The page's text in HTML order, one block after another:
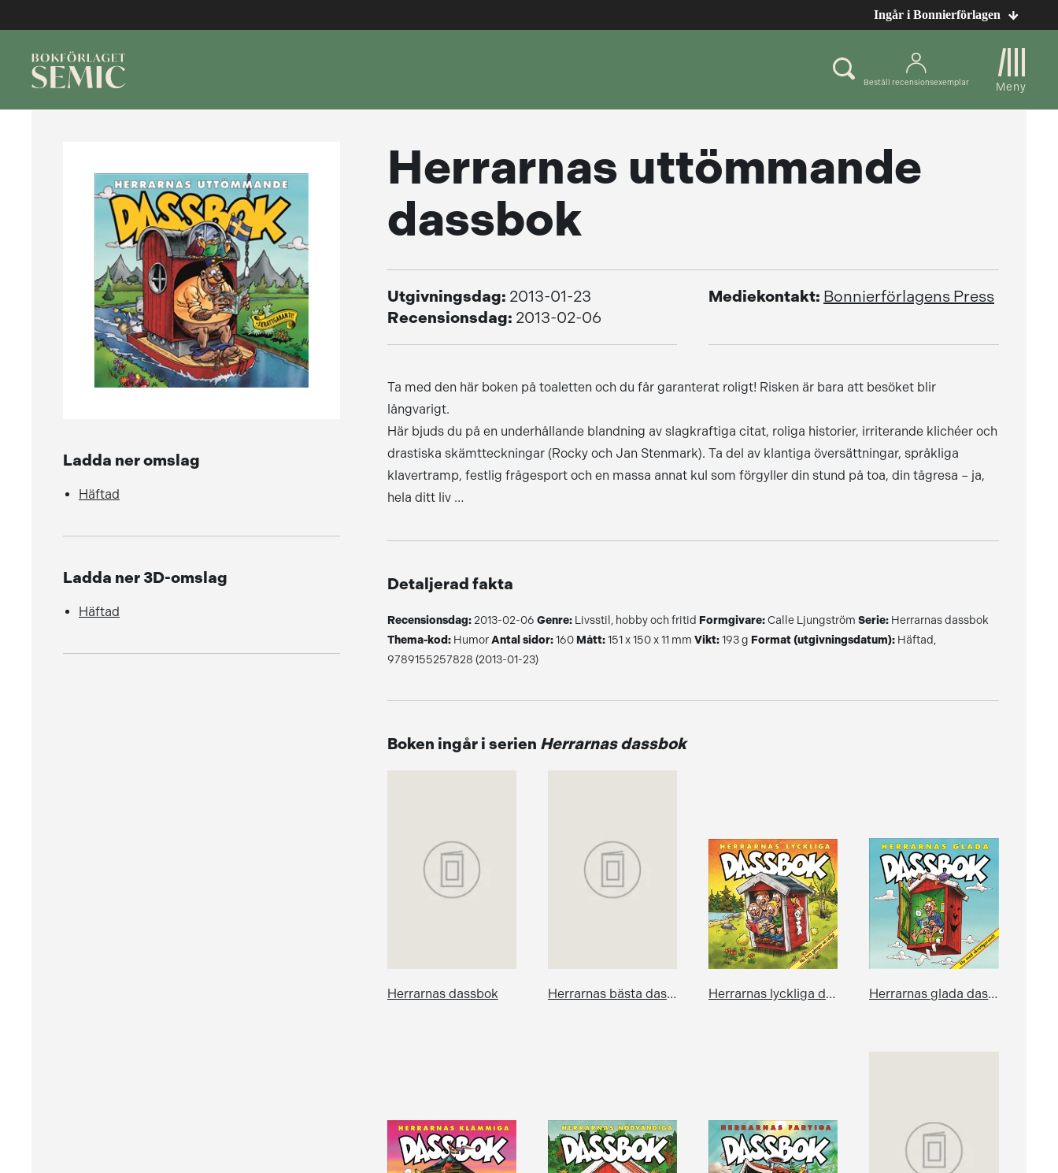
Ingår i Bonnierförlagen
Beställ recensionsexemplar Meny
Ladda ner omslag
Häftad
Ladda ner 3D-omslag
Häftad
Herrarnas uttömmande
dassbok
Utgivningsdag: 2013-01-23
Recensionsdag: 2013-02-06
Mediekontakt: Bonnierförlagens Press
Ta med den här boken på toaletten och du får garanterat roligt! Risken är bara att besöket blir
långvarigt.
Här bjuds du på en underhållande blandning av slagkraftiga citat, roliga historier, irriterande klichéer och
drastiska skämtteckningar (Rocky och Jan Stenmark). Ta del av klantiga översättningar, språkliga
klavertramp, festlig frågesport och en massa annat kul som förgyller din stund på toa, din tågresa – ja,
hela ditt liv …
Detaljerad fakta
Recensionsdag:2013-02-06 Genre:Livsstil, hobby och fritid Formgivare:Calle Ljungström Serie:Herrarnas dassbok
Thema-kod:HumorAntal sidor:160 Mått:151 x 150 x 11 mm Vikt:193 g Format (utgivningsdatum):Häftad,
9789155257828 (2013-01-23)
Boken ingår i serien Herrarnas dassbok
Herrarnas dassbok Herrarnas bästa dassbok Herrarnas lyckliga dassbok Herrarnas glada dassbok